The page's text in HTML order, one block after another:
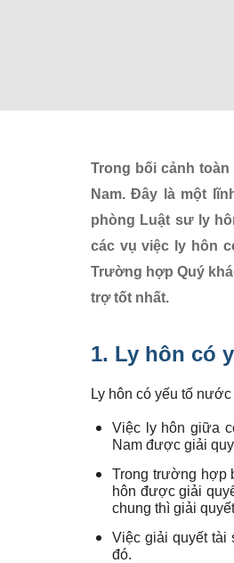
Trong bối cảnh
Nam. Đây là một
phòng Luật sư ly
các vụ việc ly hôn
Trường hợp Quý
trợ tốt nhất.
1. Ly hôn có
Ly hôn có yếu tố
Việc ly hôn giữa
Nam được giải
Trong trường hợp
hôn được giải
chung thì giải
Việc giải quyết tài
đó.